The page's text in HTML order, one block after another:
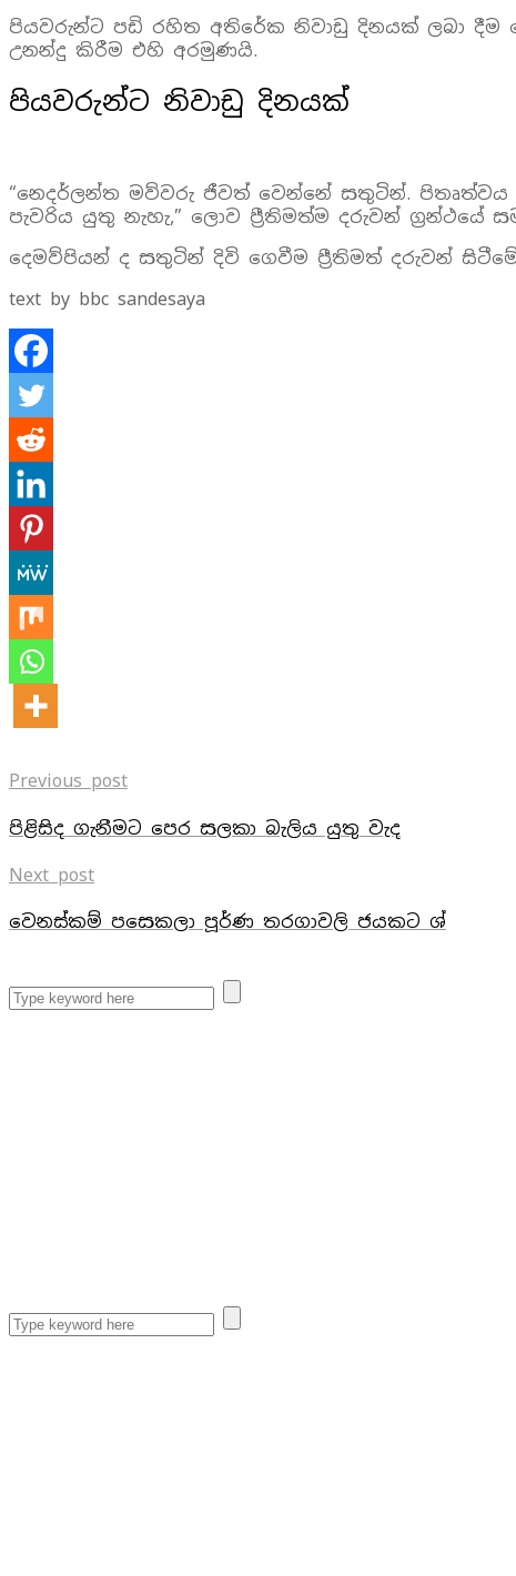
පියවරුන්ට පඩි රහිත අතිරේක නිවාඩු දිනයක් ලබා
උනන්දු කිරීම එහි අරමුණයි.
පියවරුන්ට නිවාඩු දිනයක්
“නෙදර්ලන්ත මව්වරු ජීවත් වෙන්නේ සතුටින්.
පැවරිය යුතු නැහැ,” ලොව ප්‍රීතිමත්ම දරුවන් ග්‍රන්ථයේ
දෙමව්පියන් ද සතුටින් දිවි ගෙවීම ප්‍රීතිමත් දරුවන්
text by bbc sandesaya
Previous post
පිළිසිද ගැනීමට පෙර සලකා බැලිය යුතු වැද
Next post
වෙනස්කම් පසෙකලා පූර්ණ තරගාවලි ජයකට ශ්‍